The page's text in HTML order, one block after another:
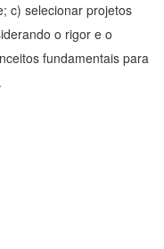
c) selecionar projetos
o rigor e o
fundamentais para